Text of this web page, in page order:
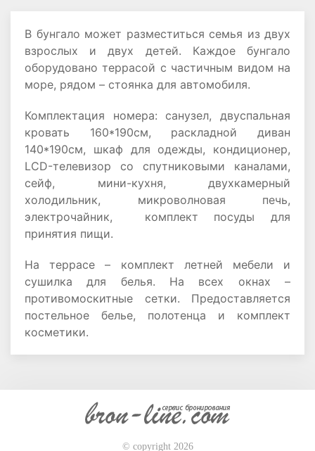
В бунгало может разместиться семья из двух
взрослых и двух детей. Каждое бунгало
оборудовано террасой с частичным видом на
море, рядом – стоянка для автомобиля.
Комплектация номера: санузел, двуспальная
кровать 160*190см, раскладной диван
140*190см, шкаф для одежды, кондиционер,
LCD-телевизор со спутниковыми каналами,
сейф, мини-кухня, двухкамерный
холодильник, микроволновая печь,
электрочайник, комплект посуды для
принятия пищи.
На террасе – комплект летней мебели и
сушилка для белья. На всех окнах –
противомоскитные сетки. Предоставляется
постельное белье, полотенца и комплект
косметики.
© copyright 2026